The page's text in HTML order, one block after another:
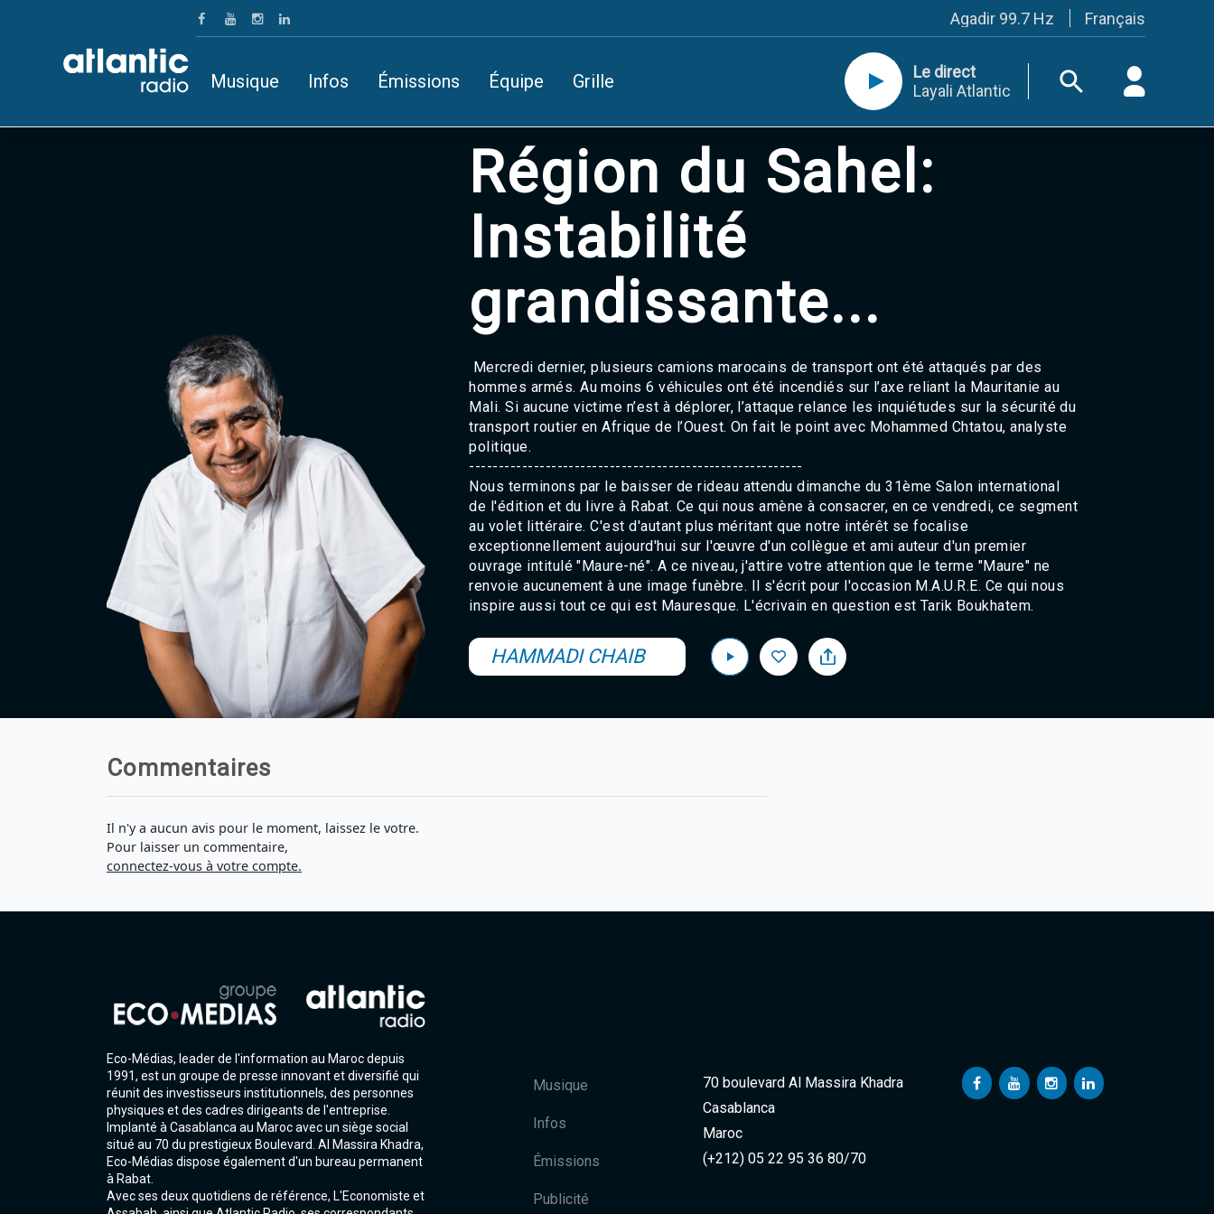
Agadir 99.7 Hz
Tanger 103.3 Hz
Fès 98.8 Hz
Meknès 97.2 Hz
Settat 104,6
Chefchaouen 106.4
Casablanca 92.5 Hz
Rabat, Salé 106.9 Hz
Marrakech 90.5 Hz
Agadir 99.7 Hz
Tanger 103.3 Hz
Meknès 97.2 Hz
El Jadida 97.3
Chefchaouen 106.4
Essaouira 96.6
Safi 92.3
Taza 103.0
Tan-Tan 95.2
Français
Musique Infos Émissions Équipe Grille
Le direct
Layali Atlantic
Région du Sahel:
Instabilité
grandissante...
Mercredi dernier, plusieurs camions marocains de transport ont été attaqués par des
hommes armés. Au moins 6 véhicules ont été incendiés sur l’axe reliant la Mauritanie au
Mali. Si aucune victime n’est à déplorer, l’attaque relance les inquiétudes sur la sécurité du
transport routier en Afrique de l’Ouest. On fait le point avec Mohammed Chtatou, analyste
politique.
---------------------------------------------------------
Nous terminons par le baisser de rideau attendu dimanche du 31ème Salon international
de l'édition et du livre à Rabat. Ce qui nous amène à consacrer, en ce vendredi, ce segment
au volet littéraire. C'est d'autant plus méritant que notre intérêt se focalise
exceptionnellement aujourd'hui sur l'œuvre d'un collègue et ami auteur d'un premier
ouvrage intitulé "Maure-né". A ce niveau, j'attire votre attention que le terme "Maure" ne
renvoie aucunement à une image funèbre. Il s'écrit pour l'occasion M.A.U.R.E. Ce qui nous
inspire aussi tout ce qui est Mauresque. L'écrivain en question est Tarik Boukhatem.
HAMMADI CHAIB
Commentaires
Il n'y a aucun avis pour le moment, laissez le votre.
Pour laisser un commentaire,
connectez-vous à votre compte.
Eco-Médias, leader de l'information au Maroc depuis
1991, est un groupe de presse innovant et diversifié qui
réunit des investisseurs institutionnels, des personnes
physiques et des cadres dirigeants de l'entreprise.
Implanté à Casablanca au Maroc avec un siège social
situé au 70 du prestigieux Boulevard. Al Massira Khadra,
Eco-Médias dispose également d'un bureau permanent
à Rabat.
Avec ses deux quotidiens de référence, L'Economiste et
Musique
Infos
Émissions
Publicité
70 boulevard Al Massira Khadra
Casablanca
Maroc
(+212) 05 22 95 36 80/70